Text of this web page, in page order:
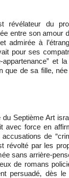
révélateur du
entre son amour
admirée à
pour ses
et
que de sa fille,
Art
avec force en
de
révolté par les
sans arrière-
de romans
persuadé, dès le